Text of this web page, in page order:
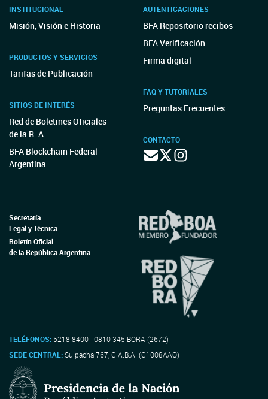
INSTITUCIONAL
Misión, Visión e Historia
PRODUCTOS Y SERVICIOS
Tarifas de Publicación
SITIOS DE INTERÉS
Red de Boletines Oficiales
de la R. A.
BFA Blockchain Federal
Argentina
AUTENTICACIONES
BFA Repositorio recibos
BFA Verificación
Firma digital
FAQ Y TUTORIALES
Preguntas Frecuentes
CONTACTO
Secretaría
Legal y Técnica
Boletín Oficial
de la República Argentina
TELÉFONOS: 5218-8400 - 0810-345-BORA (2672)
SEDE CENTRAL:Suipacha 767, C.A.B.A. (C1008AAO)